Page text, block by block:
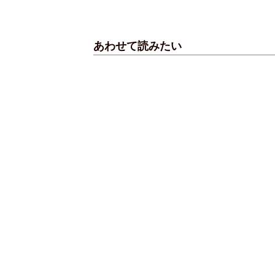
あわせて読みたい【6度目重版！】乃